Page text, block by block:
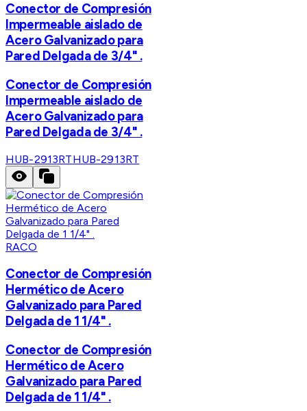
Conector de Compresión
Impermeable aislado de
Acero Galvanizado para
Pared Delgada de 3/4" .
Conector de Compresión
Impermeable aislado de
Acero Galvanizado para
Pared Delgada de 3/4" .
HUB-2913RTHUB-2913RT
RACO
Conector de Compresión
Hermético de Acero
Galvanizado para Pared
Delgada de 1 1/4" .
Conector de Compresión
Hermético de Acero
Galvanizado para Pared
Delgada de 1 1/4" .